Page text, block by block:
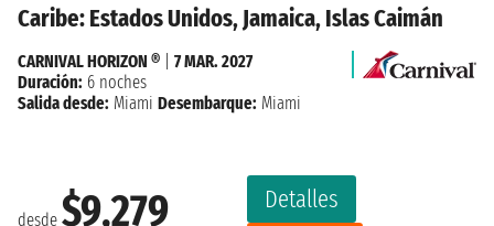
Caribe: Estados Unidos, Jamaica, Islas Caimán
desde $9,279
Detalles
CARNIVAL HORIZON ®
7 MAR. 2027
Duración: 6 noches
Salida desde: Miami Desembarque: Miami